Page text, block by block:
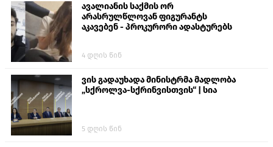
ავალიანის საქმის ორ
არასრულწლოვან ფიგურანტს
აკავებენ - პროკურორი ადასტურებს
4 დღის წინ
ვის გადაუხადა მინისტრმა მადლობა
„სქროლვა-სქრინვისთვის“ | სია
5 დღის წინ